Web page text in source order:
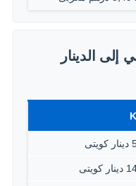
إلى الدينار
كويتى